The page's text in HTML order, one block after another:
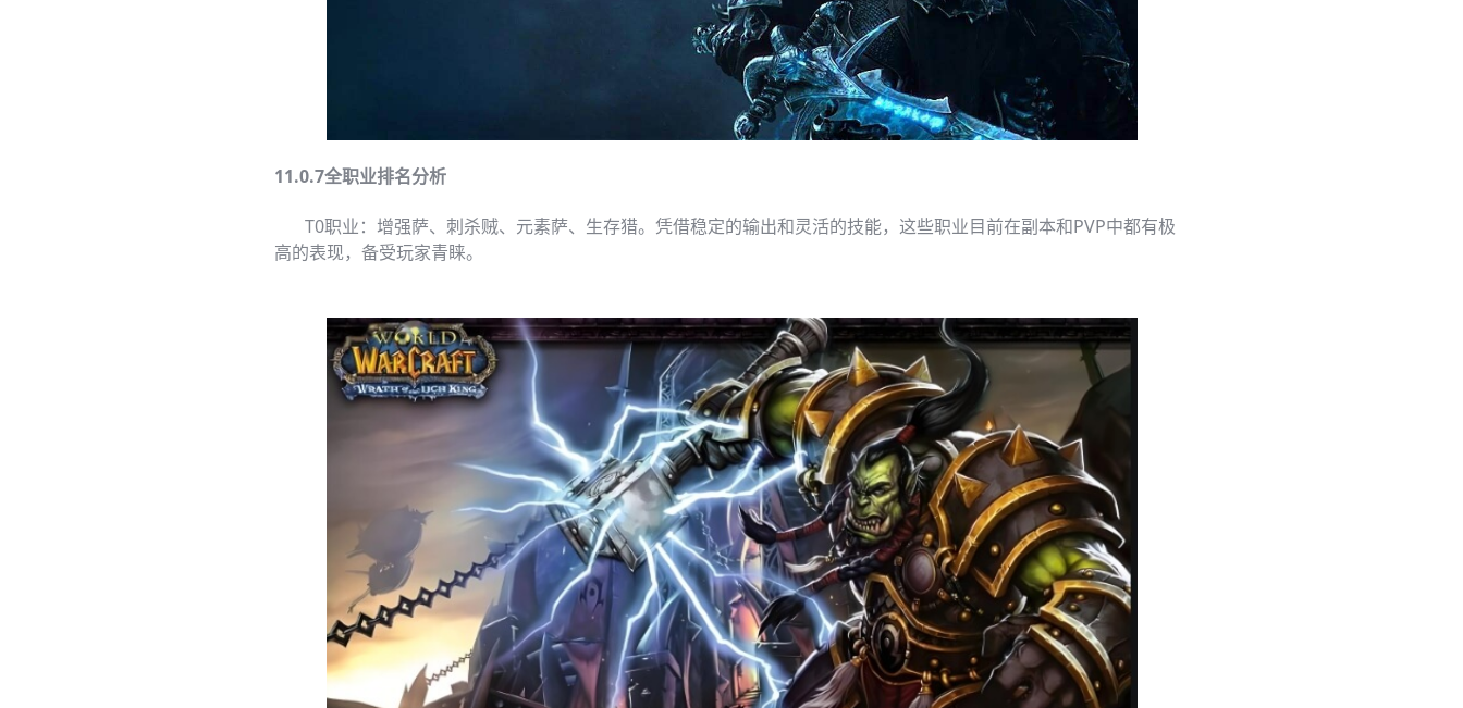
11.0.7全职业排名分析
T0职业：增强萨、刺杀贼、元素萨、生存猎。凭借稳定的输出和灵活的技能，这些职业目前在副本和PVP中都有极
高的表现，备受玩家青睐。